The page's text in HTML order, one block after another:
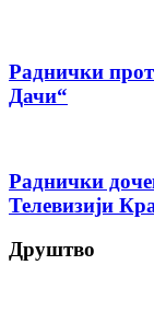
Раднички
Дачи“
Раднички
Телевизији
Друштво